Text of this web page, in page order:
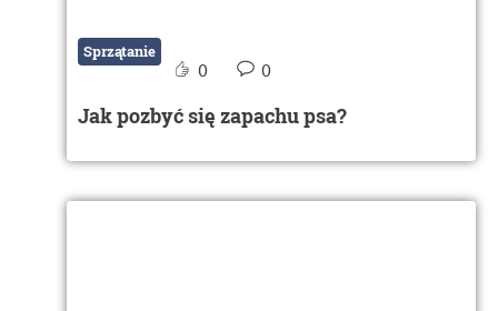
Sprzątanie
0 0
Jak pozbyć się zapachu psa?